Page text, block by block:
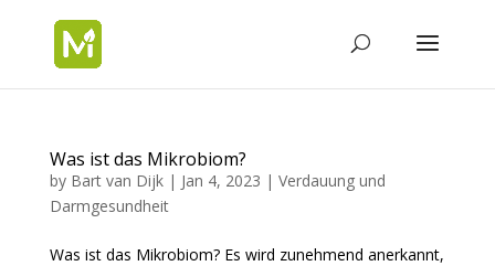
Was ist das Mikrobiom?
by Bart van Dijk| Jan 4, 2023 | Verdauung und
Darmgesundheit
Was ist das Mikrobiom? Es wird zunehmend anerkannt,